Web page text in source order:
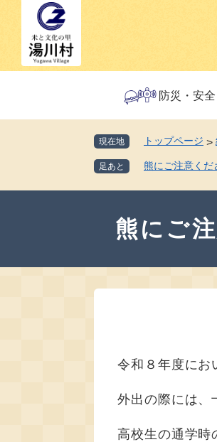
防災・安全
現在地 トップページ >
足あと 熊にご注意くだ
熊にご
令和８年度にお
外出の際には、
高校生の通学時